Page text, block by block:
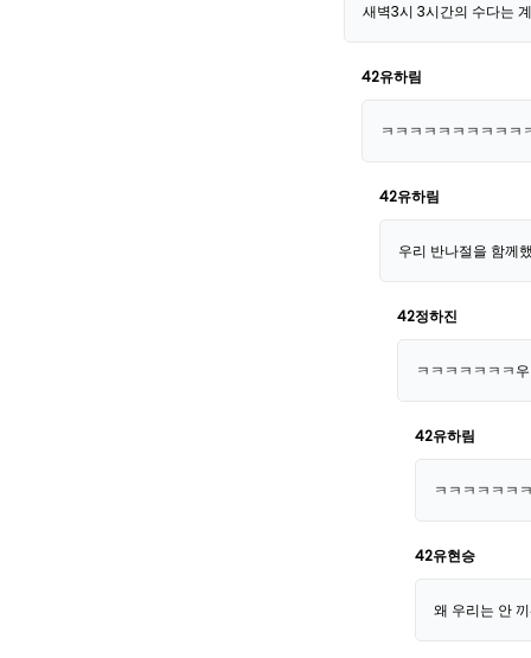
새벽3시 3시간의 수다는
42유하림
ㅋㅋㅋㅋㅋㅋㅋㅋㅋㅋ
42유하림
우리 반나절을 함께
42정하진
ㅋㅋㅋㅋㅋㅋㅋ
42유하림
ㅋㅋㅋㅋㅋㅋ
42유현승
왜 우리는 안